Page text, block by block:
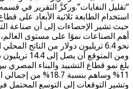
“تقليل النفايات”.وركزَّ التقرير في
استخدام الطابعة ثلاثية الأبعاد على
حيث تشير الإحصاءات إلى أن صناعة
أهم الصناعات نموًا على مستوى
11% وساهم بنسبة
وتشير التوقعات إلى التوسع المحتمل